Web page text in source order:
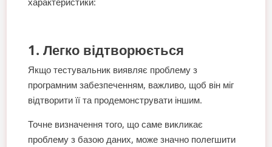
1. Легко відтворюється
Якщо тестувальник виявляє проблему з
програмним забезпеченням, важливо, щоб він міг
відтворити її та продемонструвати іншим.
Точне визначення того, що саме викликає
проблему з базою даних, може значно полегшити